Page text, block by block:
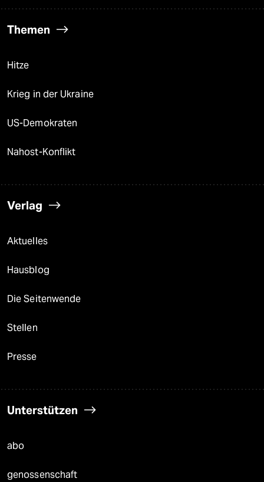
Themen
Hitze
Krieg in der Ukraine
US-Demokraten
Nahost-Konflikt
Verlag
Aktuelles
Hausblog
Die Seitenwende
Stellen
Presse
Unterstützen
abo
genossenschaft